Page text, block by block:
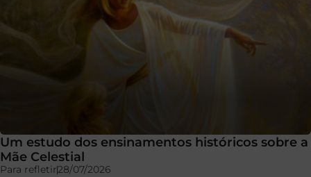
Um estudo dos ensinamentos históricos sobre a
Mãe Celestial
Para refletir28/07/2026